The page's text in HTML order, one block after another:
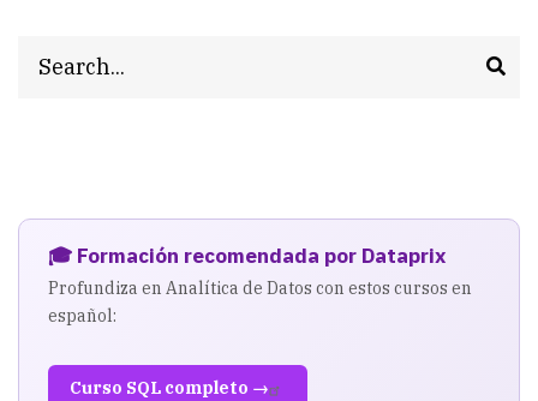
🎓 Formación recomendada por Dataprix
Profundiza en Analítica de Datos con estos cursos en
español:
Curso SQL completo →